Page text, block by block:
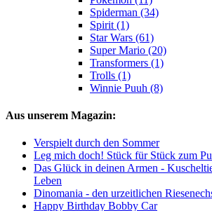
Spiderman (34)
Spirit (1)
Star Wars (61)
Super Mario (20)
Transformers (1)
Trolls (1)
Winnie Puuh (8)
Aus unserem Magazin:
Verspielt durch den Sommer
Leg mich doch! Stück für Stück zum
Das Glück in deinen Armen -
Leben
Dinomania - den urzeitlichen
Happy Birthday Bobby Car